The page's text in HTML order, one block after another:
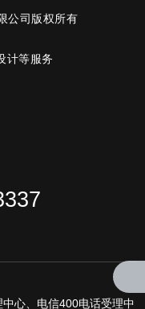
公司版权所有
计等服务
心、 电信400电话受理中